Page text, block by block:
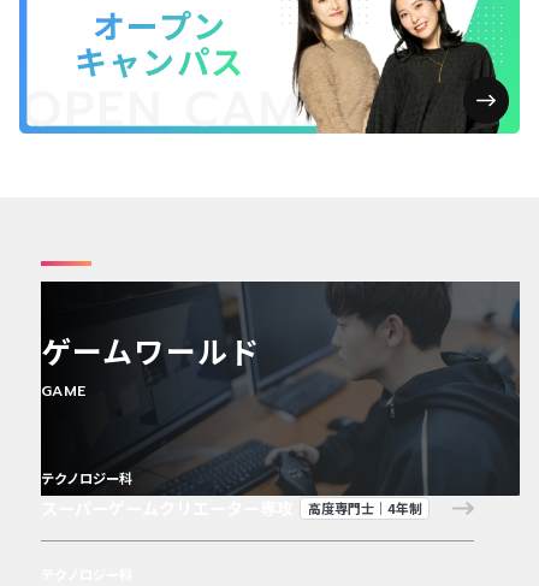
オープン
キャンパス
ゲームワールド
GAME
テクノロジー科
高度専門士｜4年制